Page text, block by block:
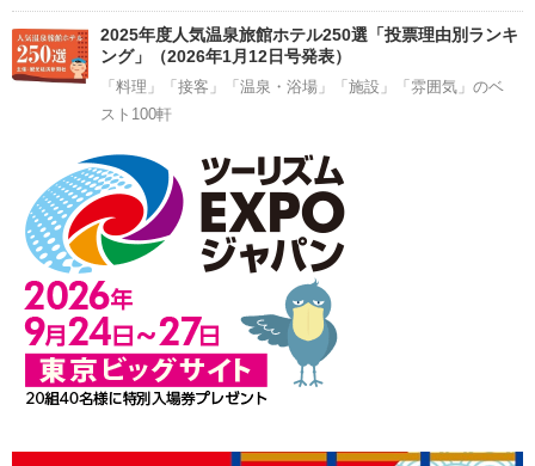
2025年度人気温泉旅館ホテル250選「投票理由別ランキ
ング」（2026年1月12日号発表）
「料理」「接客」「温泉・浴場」「施設」「雰囲気」のベ
スト100軒